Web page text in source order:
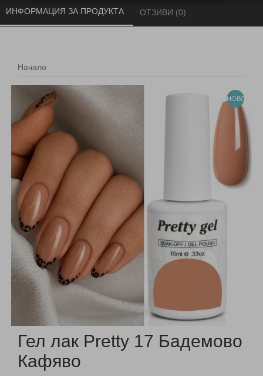
Начало
ИНФОРМАЦИЯ ЗА ПРОДУКТА ОТЗИВИ (0)
НОВО
Гел лак Pretty 17 Бадемово
Кафяво